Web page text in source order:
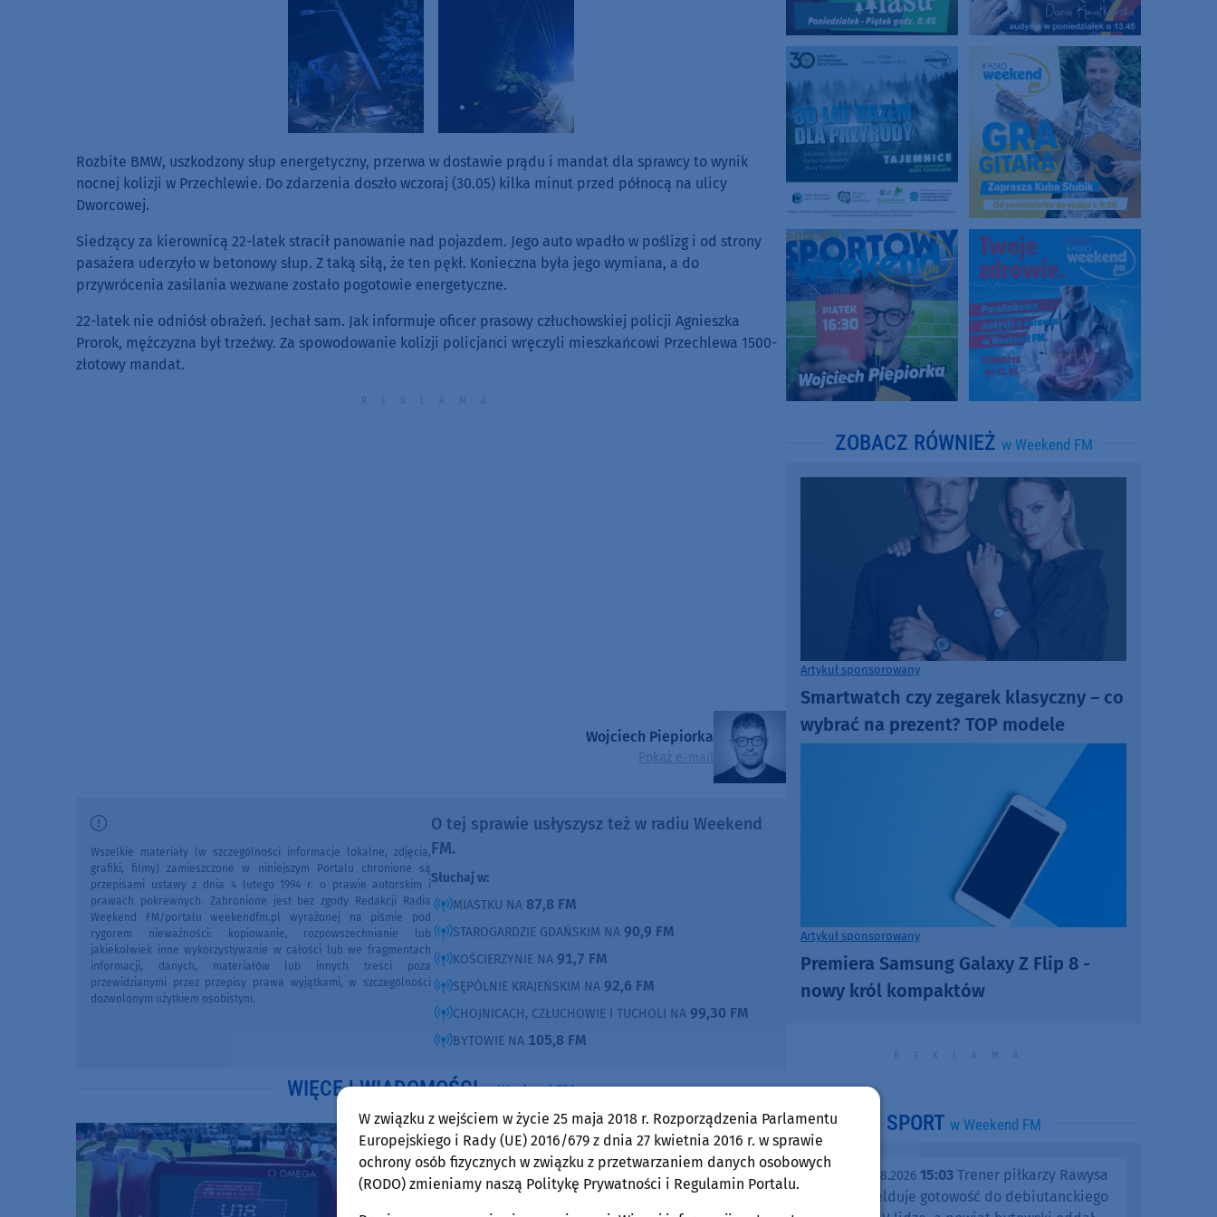
Rozbite BMW, uszkodzony słup energetyczny, przerwa w dostawie prądu i mandat dla sprawcy to wynik
nocnej kolizji w Przechlewie. Do zdarzenia doszło wczoraj (30.05) kilka minut przed północą na ulicy
Dworcowej.
Siedzący za kierownicą 22-latek stracił panowanie nad pojazdem. Jego auto wpadło w poślizg i od strony
pasażera uderzyło w betonowy słup. Z taką siłą, że ten pękł. Konieczna była jego wymiana, a do
przywrócenia zasilania wezwane zostało pogotowie energetyczne.
22-latek nie odniósł obrażeń. Jechał sam. Jak informuje oficer prasowy człuchowskiej policji Agnieszka
Prorok, mężczyzna był trzeźwy. Za spowodowanie kolizji policjanci wręczyli mieszkańcowi Przechlewa 1500-
złotowy mandat.
Wojciech Piepiorka
Pokaż e-mail
O tej sprawie usłyszysz też w radiu Weekend
FM.
Słuchaj w:
MIASTKU NA 87,8 FM
STAROGARDZIE GDAŃSKIM NA 90,9 FM
KOŚCIERZYNIE NA 91,7 FM
SĘPÓLNIE KRAJEŃSKIM NA 92,6 FM
CHOJNICACH, CZŁUCHOWIE I TUCHOLI NA 99,30 FM
BYTOWIE NA 105,8 FM
Wszelkie materiały (w szczególności informacje lokalne, zdjęcia,
grafiki, filmy) zamieszczone w niniejszym Portalu chronione są
przepisami ustawy z dnia 4 lutego 1994 r. o prawie autorskim i
prawach pokrewnych. Zabronione jest bez zgody Redakcji Radia
Weekend FM/portalu weekendfm.pl wyrażonej na piśmie pod
rygorem nieważności: kopiowanie, rozpowszechnianie lub
jakiekolwiek inne wykorzystywanie w całości lub we fragmentach
informacji, danych, materiałów lub innych treści poza
przewidzianymi przez przepisy prawa wyjątkami, w szczególności
dozwolonym użytkiem osobistym.
WIĘCEJ WIADOMOŚCIw Weekend FM
Sport Gmina Przechlewo
czwartek, 30 lipca 2026, 07:11
Znakomity czas Igora Florka, lekkoatlety z
Brdy Przechlewo. Po wygraniu mistrzostw
ZOBACZ RÓWNIEŻ w Weekend FM
Artykuł sponsorowany
Smartwatch czy zegarek klasyczny – co
wybrać na prezent? TOP modele
Artykuł sponsorowany
Premiera Samsung Galaxy Z Flip 8 -
nowy król kompaktów
SPORT w Weekend FM
piątek, 07.08.2026 15:03 Trener piłkarzy Rawysa
Raciąż melduje gotowość do debiutanckiego
W związku z wejściem w życie 25 maja 2018 r. Rozporządzenia Parlamentu
Europejskiego i Rady (UE) 2016/679 z dnia 27 kwietnia 2016 r. w sprawie
ochrony osób fizycznych w związku z przetwarzaniem danych osobowych
(RODO) zmieniamy naszą Politykę Prywatności i Regulamin Portalu.